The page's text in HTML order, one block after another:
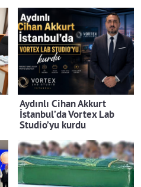
Aydınlı Cihan Akkurt
İstanbul’da Vortex Lab
Studio’yu kurdu